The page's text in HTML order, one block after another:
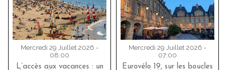
Mercredi 29 Juillet 2026 -
08:00
L’accès aux vacances : un
Mercredi 29 Juillet 2026 -
07:00
Eurovélo 19, sur les boucles